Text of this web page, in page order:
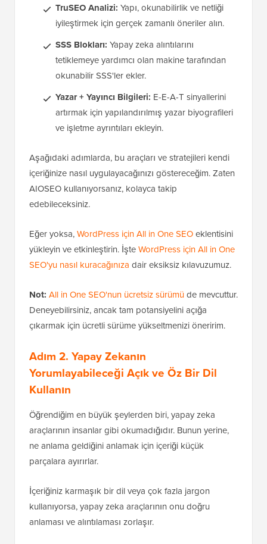
TruSEO Analizi: Yapı, okunabilirlik ve netliği
iyileştirmek için gerçek zamanlı öneriler alın.
SSS Blokları: Yapay zeka alıntılarını
tetiklemeye yardımcı olan makine tarafından
okunabilir SSS'ler ekler.
Yazar + Yayıncı Bilgileri: E-E-A-T sinyallerini
artırmak için yapılandırılmış yazar biyografileri
ve işletme ayrıntıları ekleyin.
Aşağıdaki adımlarda, bu araçları ve stratejileri kendi
içeriğinize nasıl uygulayacağınızı göstereceğim. Zaten
AIOSEO kullanıyorsanız, kolayca takip
edebileceksiniz.
Eğer yoksa,WordPress için All in One SEOeklentisini
yükleyin ve etkinleştirin. İşteWordPress için All in One
SEO'yu nasıl kuracağınıza dair eksiksiz kılavuzumuz.
Not: All in One SEO'nun ücretsiz sürümüde mevcuttur.
Deneyebilirsiniz, ancak tam potansiyelini açığa
çıkarmak için ücretli sürüme yükseltmenizi öneririm.
Adım 2. Yapay Zekanın
Yorumlayabileceği Açık ve Öz Bir Dil
Kullanın
Öğrendiğim en büyük şeylerden biri, yapay zeka
araçlarının insanlar gibi okumadığıdır. Bunun yerine,
ne anlama geldiğini anlamak için içeriği küçük
parçalara ayırırlar.
İçeriğiniz karmaşık bir dil veya çok fazla jargon
kullanıyorsa, yapay zeka araçlarının onu doğru
anlaması ve alıntılaması zorlaşır.